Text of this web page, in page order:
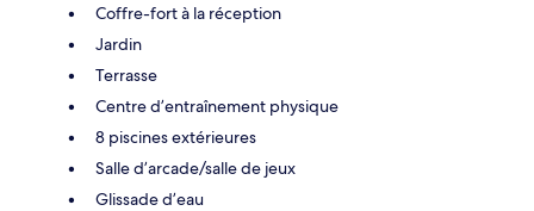
Coffre-fort à la réception
Jardin
Terrasse
Centre d’entraînement physique
8 piscines extérieures
Salle d’arcade/salle de jeux
Glissade d’eau